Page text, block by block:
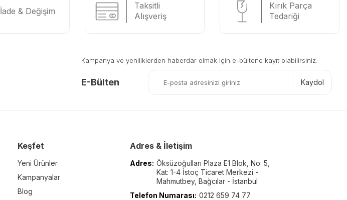
İade & Değişim
Taksitli
Alışveriş
Kırık Parça
Tedariği
Kampanya ve yeniliklerden haberdar olmak için e-bültene kayıt olabilirsiniz.
E-Bülten Kaydol
Keşfet
Yeni Ürünler
Kampanyalar
Blog
Adres & İletişim
Adres: Öksüzoğulları Plaza E1 Blok, No: 5,
Kat: 1-4 İstoç Ticaret Merkezi -
Mahmutbey, Bağcılar - İstanbul
Telefon Numarası: 0212 659 74 77